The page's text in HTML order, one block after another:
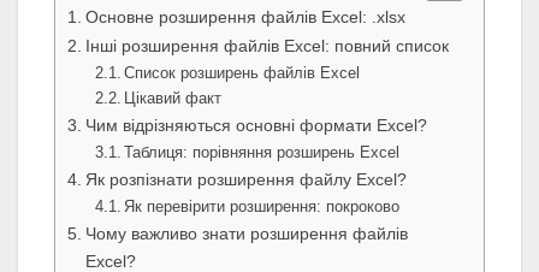
Основне розширення файлів Excel: .xlsx
Інші розширення файлів Excel: повний список
Список розширень файлів Excel
Цікавий факт
Чим відрізняються основні формати Excel?
Таблиця: порівняння розширень Excel
Як розпізнати розширення файлу Excel?
Як перевірити розширення: покроково
Чому важливо знати розширення файлів
Excel?